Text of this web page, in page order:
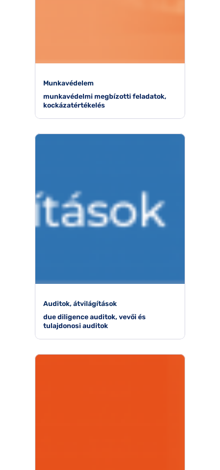
Munkavédelem
munkavédelmi megbízotti feladatok,
kockázatértékelés
Auditok, átvilágítások
due diligence auditok, vevői és
tulajdonosi auditok